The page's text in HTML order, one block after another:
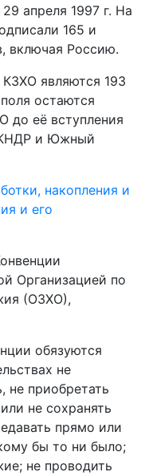
апреля 1997 г. На
165 и
включая Россию.
являются 193
остаются
до её вступления
КНДР и Южный
накопления и
и его
Организацией по
(ОЗХО),
обязуются
не
не приобретать
не сохранять
прямо или
бы то ни было;
не проводить